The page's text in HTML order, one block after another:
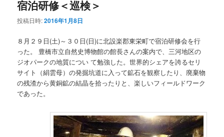
宿泊研修＜巡検＞
投稿日時:2016年1月8日
８月２９日(土)～３０日(日)に北設楽郡東栄町で宿泊研修会を行
った。 豊橋市立自然史博物館の館長さんの案内で、三河地区の
ジオパークの地質につい て勉強した。世界的シェアを誇るセリ
サイト（絹雲母）の発掘坑道に入って鉱石を観察したり、廃棄物
の残渣から黄銅鉱の結晶を拾ったりと、楽しいフィールドワーク
であった。